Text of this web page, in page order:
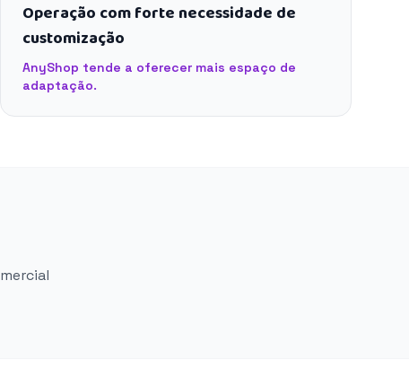
Operação com forte necessidade de
customização
AnyShop tende a oferecer mais espaço de
adaptação.